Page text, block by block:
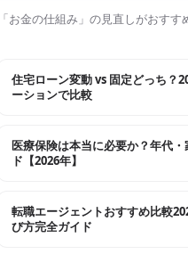
金の仕組み」の見直しがおすす
住宅ローン変動 vs 固定どっち？
ーションで比較
医療保険は本当に必要か？年代
ド【2026年】
転職エージェントおすすめ比較
び方完全ガイド